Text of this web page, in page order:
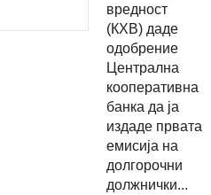
обврзници
вредност
(КХВ) даде
одобрение
Централна
кооперативна
банка да ја
издаде првата
емисија на
долгорочни
должнички...